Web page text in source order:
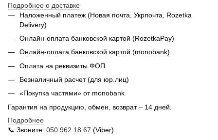
Подробнее о доставке
Наложенный платеж (Новая почта, Укрпочта, Rozetka
Delivery)
Онлайн-оплата банковской картой (RozetkaPay)
Онлайн-оплата банковской картой (monobank)
Оплата на реквизиты ФОП
Безналичный расчет (для юр.лиц)
«Покупка частями» от monobank
Гарантия на продукцию, обмен, возврат – 14 дней.
Подробнее
📞 Звоните: 050 962 18 67 (Viber)